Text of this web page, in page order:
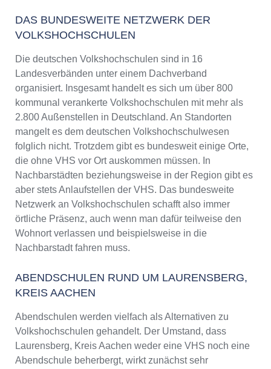
DAS BUNDESWEITE NETZWERK DER
VOLKSHOCHSCHULEN
Die deutschen Volkshochschulen sind in 16
Landesverbänden unter einem Dachverband
organisiert. Insgesamt handelt es sich um über 800
kommunal verankerte Volkshochschulen mit mehr als
2.800 Außenstellen in Deutschland. An Standorten
mangelt es dem deutschen Volkshochschulwesen
folglich nicht. Trotzdem gibt es bundesweit einige Orte,
die ohne VHS vor Ort auskommen müssen. In
Nachbarstädten beziehungsweise in der Region gibt es
aber stets Anlaufstellen der VHS. Das bundesweite
Netzwerk an Volkshochschulen schafft also immer
örtliche Präsenz, auch wenn man dafür teilweise den
Wohnort verlassen und beispielsweise in die
Nachbarstadt fahren muss.
ABENDSCHULEN RUND UM LAURENSBERG,
KREIS AACHEN
Abendschulen werden vielfach als Alternativen zu
Volkshochschulen gehandelt. Der Umstand, dass
Laurensberg, Kreis Aachen weder eine VHS noch eine
Abendschule beherbergt, wirkt zunächst sehr